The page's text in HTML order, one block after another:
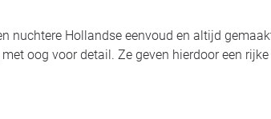
nuchtere Hollandse eenvoud en altijd
oog voor detail. Ze geven hierdoor een